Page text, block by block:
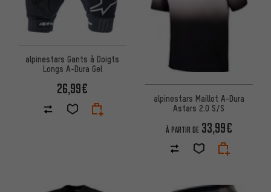
alpinestars Gants à Doigts
Longs A-Dura Gel
26,99€
alpinestars Maillot A-Dura
Astars 2.0 S/S
À PARTIR DE 33,99€